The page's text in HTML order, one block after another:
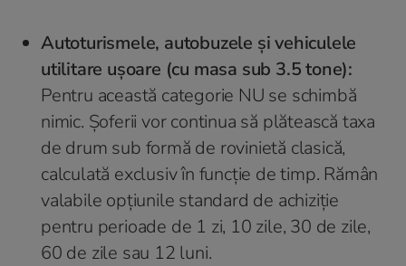
Autoturismele, autobuzele și vehiculele
utilitare ușoare (cu masa sub 3.5 tone):
Pentru această categorie NU se schimbă
nimic. Șoferii vor continua să plătească taxa
de drum sub formă de rovinietă clasică,
calculată exclusiv în funcție de timp. Rămân
valabile opțiunile standard de achiziție
pentru perioade de 1 zi, 10 zile, 30 de zile,
60 de zile sau 12 luni.